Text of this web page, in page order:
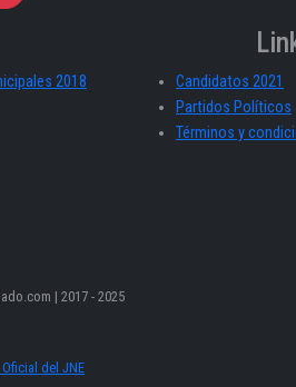
2018
Candidatos 2021
Partidos Políticos
Términos y
| 2017 - 2025
del JNE